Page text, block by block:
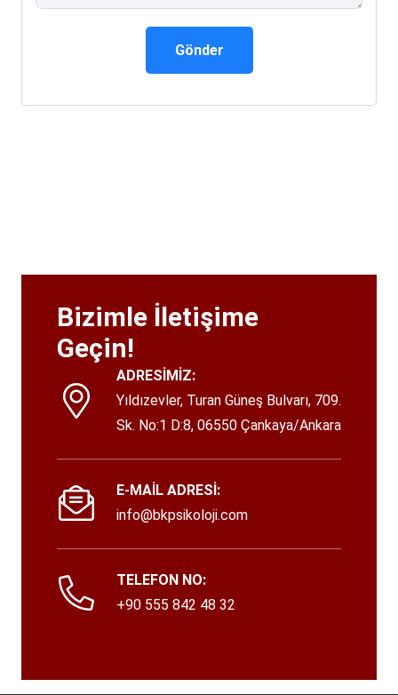
Gönder
Bizimle İletişime
Geçin!
ADRESİMİZ:
Yıldızevler, Turan Güneş Bulvarı, 709.
Sk. No:1 D:8, 06550 Çankaya/Ankara
E-MAİL ADRESİ:
info@bkpsikoloji.com
TELEFON NO:
+90 555 842 48 32